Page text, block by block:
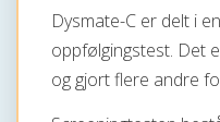
Dysmate-C er delt i
oppfølgingstest. Det
og gjort flere andre